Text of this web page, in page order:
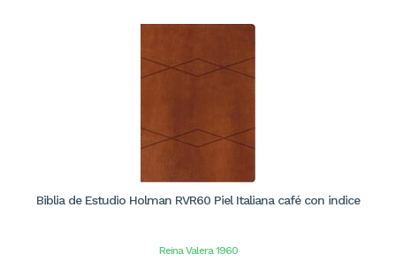
Biblia de Estudio Holman RVR60 Piel Italiana café con indice
Reina Valera 1960